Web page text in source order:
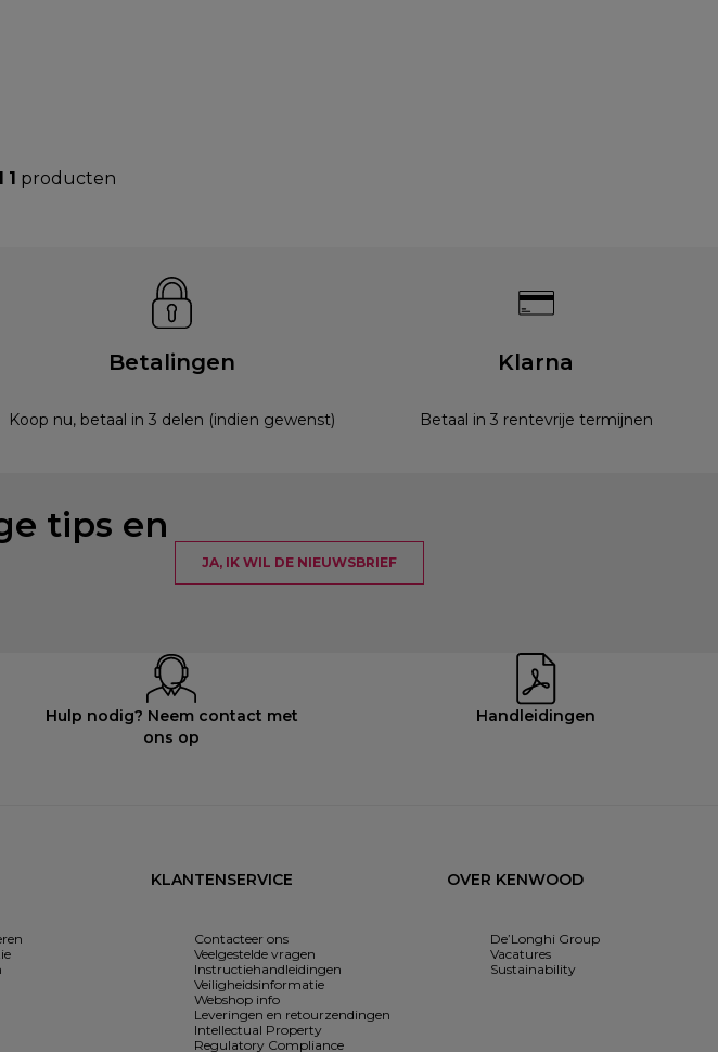
1 producten
Betalingen
Koop nu, betaal in 3 delen (indien gewenst)
Klarna
Betaal in 3 rentevrije termijnen
tips en
JA, IK WIL DE NIEUWSBRIEF
Hulp nodig? Neem contact met
ons op
Handleidingen
KLANTENSERVICE
Contacteer ons
Veelgestelde vragen
Instructiehandleidingen
Veiligheidsinformatie
Webshop info
Leveringen en retourzendingen
Intellectual Property
Regulatory Compliance
OVER KENWOOD
De’Longhi Group
Vacatures
Sustainability